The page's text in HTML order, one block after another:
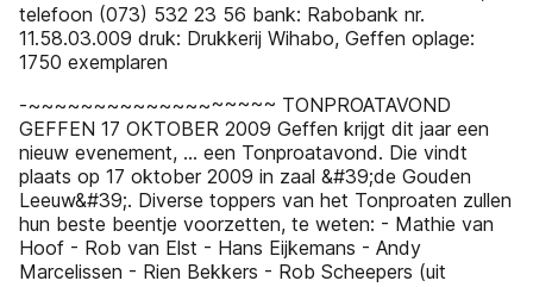
telefoon (073) 532 23 56 bank: Rabobank nr.
11.58.03.009 druk: Drukkerij Wihabo, Geffen oplage:
1750 exemplaren
-~~~~~~~~~~~~~~~~~~~ TONPROATAVOND
GEFFEN 17 OKTOBER 2009 Geffen krijgt dit jaar een
nieuw evenement, ... een Tonproatavond. Die vindt
plaats op 17 oktober 2009 in zaal &#39;de Gouden
Leeuw&#39;. Diverse toppers van het Tonproaten zullen
hun beste beentje voorzetten, te weten: - Mathie van
Hoof - Rob van Elst - Hans Eijkemans - Andy
Marcelissen - Rien Bekkers - Rob Scheepers (uit